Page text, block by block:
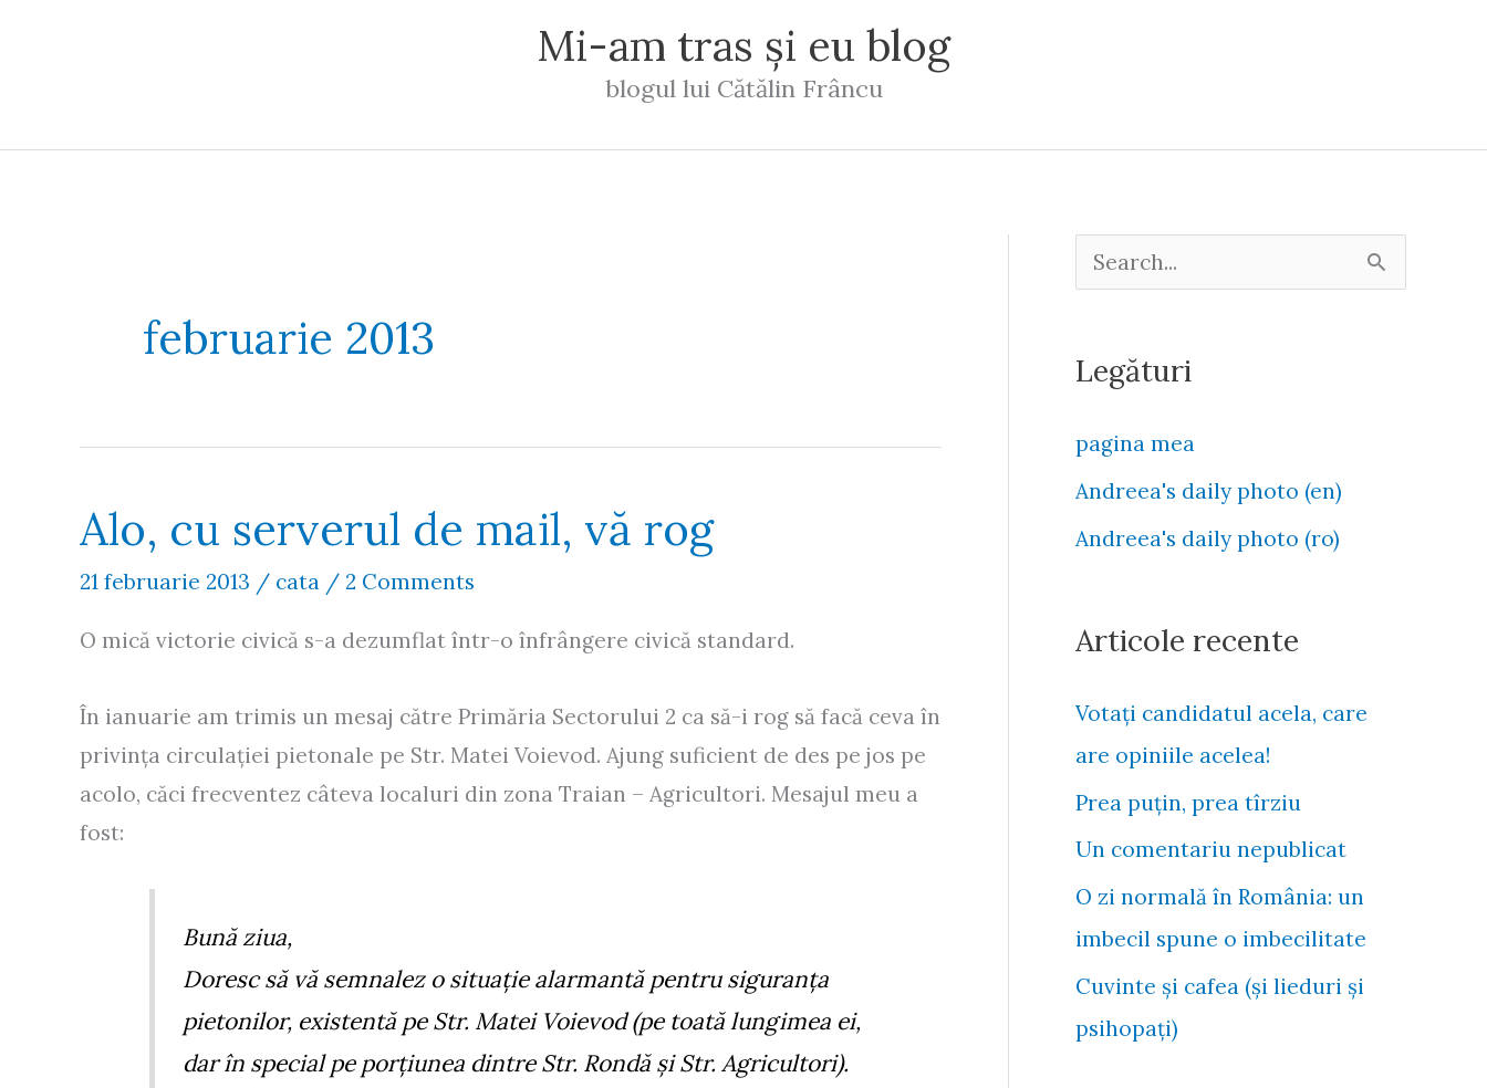
Mi-am tras și eu blog
blogul lui Cătălin Frâncu
februarie 2013
Alo, cu serverul de mail, vă rog
21 februarie 2013 / cata / 2 Comments
O mică victorie civică s-a dezumflat într-o înfrângere civică standard.
În ianuarie am trimis un mesaj către Primăria Sectorului 2 ca să-i rog să facă ceva în
privința circulației pietonale pe Str. Matei Voievod. Ajung suficient de des pe jos pe
acolo, căci frecventez câteva localuri din zona Traian – Agricultori. Mesajul meu a
fost:
Bună ziua,
Doresc să vă semnalez o situație alarmantă pentru siguranța
pietonilor, existentă pe Str. Matei Voievod (pe toată lungimea ei,
dar în special pe porțiunea dintre Str. Rondă și Str. Agricultori).
e
r
h
f
o
Legături
pagina mea
Andreea's daily photo (en)
Andreea's daily photo (ro)
Articole recente
Votați candidatul acela, care
are opiniile acelea!
Prea puțin, prea tîrziu
Un comentariu nepublicat
O zi normală în România: un
imbecil spune o imbecilitate
Cuvinte și cafea (și lieduri și
psihopați)